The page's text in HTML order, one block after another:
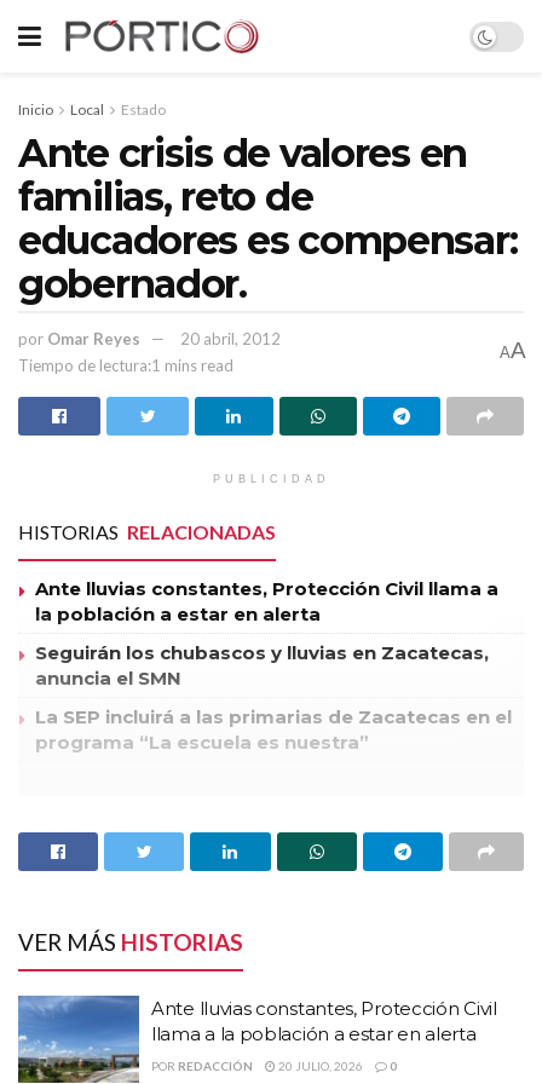
Inicio Local Estado
Ante crisis de valores en
familias, reto de
educadores es compensar:
gobernador.
por Omar Reyes
20 abril, 2012
Tiempo de lectura:1 mins read
AA
PUBLICIDAD
HISTORIAS RELACIONADAS
Ante lluvias constantes, Protección Civil llama a
la población a estar en alerta
Seguirán los chubascos y lluvias en Zacatecas,
anuncia el SMN
La SEP incluirá a las primarias de Zacatecas en el
programa “La escuela es nuestra”
Miguel Alonso Reyes, ofreció un desayuno a educadores y
educadoras de nivel prescolar para conmemorar su día. En su
valores que existe en los diversos sectores sociales,
incluyendo la familia, los maestros tienen como reto
compensar en sus enseñanzas la promoción de valores.
“Los niños y niñas que ustedes forman todos los días son la
VER MÁS HISTORIAS
Ante lluvias constantes, Protección Civil
llama a la población a estar en alerta
POR REDACCIÓN 20 JULIO, 2026 0